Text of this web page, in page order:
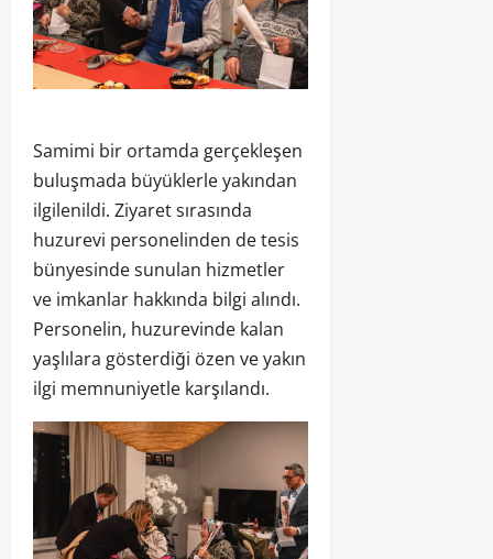
Samimi bir ortamda gerçekleşen
buluşmada büyüklerle yakından
ilgilenildi. Ziyaret sırasında
huzurevi personelinden de tesis
bünyesinde sunulan hizmetler
ve imkanlar hakkında bilgi alındı.
Personelin, huzurevinde kalan
yaşlılara gösterdiği özen ve yakın
ilgi memnuniyetle karşılandı.